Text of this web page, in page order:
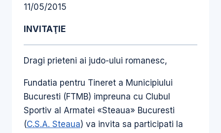
11/05/2015
INVITAŢIE
Dragi prieteni ai judo-ului romanesc,
Fundatia pentru Tineret a Municipiului
Bucuresti (FTMB) impreuna cu Clubul
Sportiv al Armatei «Steaua» Bucuresti
(C.S.A. Steaua) va invita sa participati la